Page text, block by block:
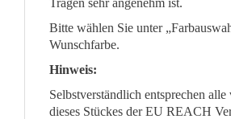
Bitte wählen Sie unter
Wunschfarbe.
Hinweis:
Selbstverständlich entsprechen
dieses Stückes der EU REACH